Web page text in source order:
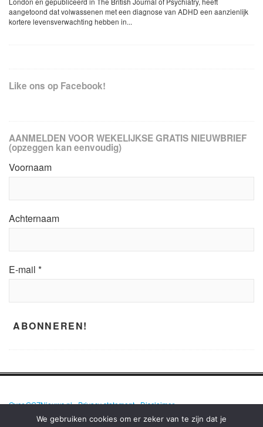
aangetoond dat volwassenen met een diagnose van ADHD een aanzienlijk
kortere levensverwachting hebben in...
Like ons op Facebook!
AANMELDEN VOOR WEKELIJKSE GRATIS NIEUWBRIEF
(opzeggen kan eenvoudig)
Voornaam
Achternaam
E-mail *
Over GGZNieuws.nl•Privacy statement•Disclaimer
We gebruiken cookies om er zeker van te zijn dat je